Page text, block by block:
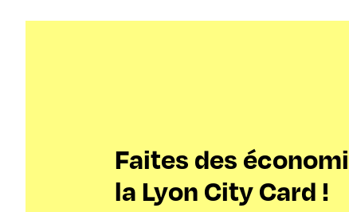
Faites des
la Lyon City Card !